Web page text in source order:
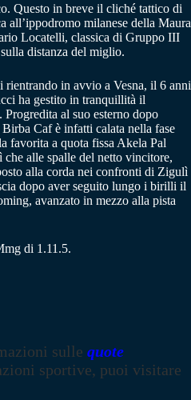
Questo in breve il cliché tattico di
milanese della Maura
Locatelli, classica di Gruppo III
distanza del miglio.
rientrando in avvio a Vesna, il 6 anni
ha gestito in tranquillità il
al suo esterno dopo
Caf è infatti calata nella fase
favorita a quota fissa Akela Pal
alle spalle del netto vincitore,
alla corda nei confronti di Zigulì
dopo aver seguito lungo i birilli il
avanzato in mezzo alla pista
di 1.11.5.
sulle quote
sportive, puoi visitare